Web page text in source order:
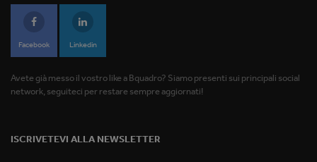
Facebook Linkedin
Avete già messo il vostro like a Bquadro? Siamo presenti sui principali social
network, seguiteci per restare sempre aggiornati!
ISCRIVETEVI ALLA NEWSLETTER